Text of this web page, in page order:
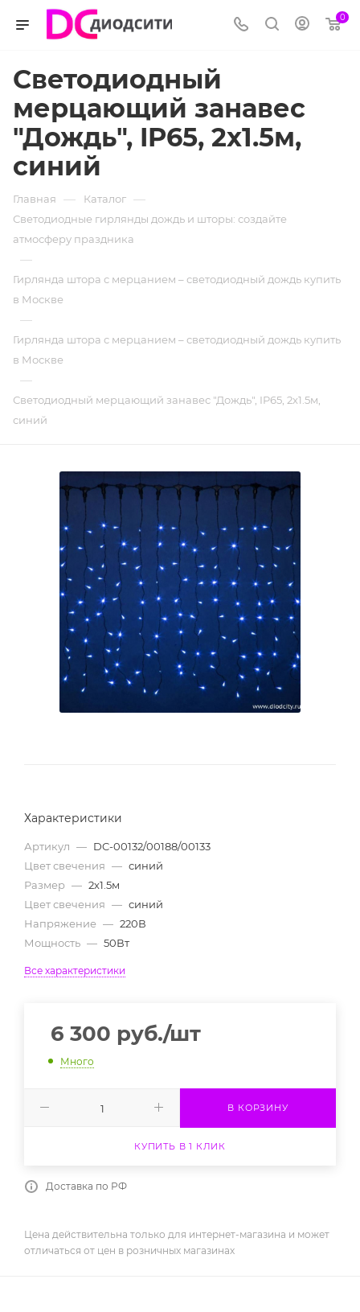
0
Светодиодный
мерцающий занавес
"Дождь", IP65, 2x1.5м,
синий
Главная — Каталог —
Светодиодные гирлянды дождь и шторы: создайте
атмосферу праздника
—
Гирлянда штора с мерцанием – светодиодный дождь купить
в Москве
—
Гирлянда штора с мерцанием – светодиодный дождь купить
в Москве
—
Светодиодный мерцающий занавес "Дождь", IP65, 2x1.5м,
синий
Характеристики
Артикул — DC-00132/00188/00133
Цвет свечения — синий
Размер — 2х1.5м
Цвет свечения — синий
Напряжение — 220В
Мощность — 50Вт
Все характеристики
6 300 руб./шт
Много
В КОРЗИНУ
КУПИТЬ В 1 КЛИК
Доставка по РФ
Цена действительна только для интернет-магазина и может
отличаться от цен в розничных магазинах